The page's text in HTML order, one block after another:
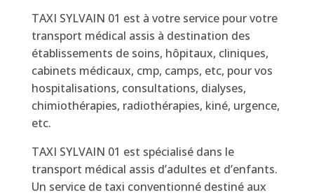
TAXI SYLVAIN 01 est à votre service pour votre
transport médical assis à destination des
établissements de soins, hôpitaux, cliniques,
cabinets médicaux, cmp, camps, etc, pour vos
hospitalisations, consultations, dialyses,
chimiothérapies, radiothérapies, kiné, urgence,
etc.
TAXI SYLVAIN 01 est spécialisé dans le
transport médical assis d’adultes et d’enfants.
Un service de taxi conventionné destiné aux